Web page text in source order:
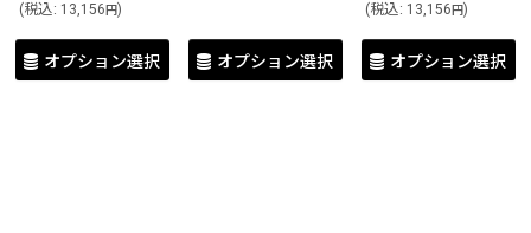
(税込: 13,156円)
オプション選択 オプション選択
(税込: 13,156円)
オプション選択